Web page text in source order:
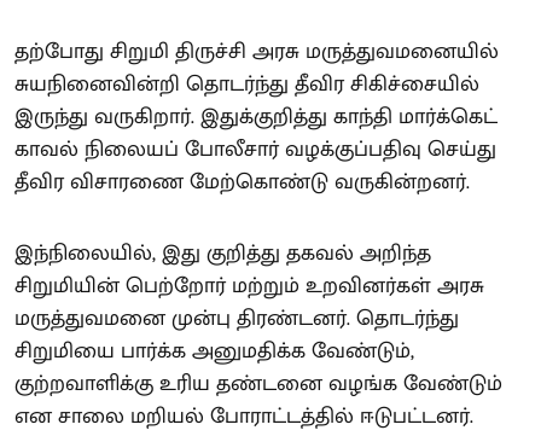
தற்போது சிறுமி திருச்சி அரசு மருத்துவமனையில்
சுயநினைவின்றி தொடர்ந்து தீவிர சிகிச்சையில்
இருந்து வருகிறார். இதுக்குறித்து காந்தி மார்க்கெட்
காவல் நிலையப் போலீசார் வழக்குப்பதிவு செய்து
தீவிர விசாரணை மேற்கொண்டு வருகின்றனர்.
இந்நிலையில், இது குறித்து தகவல் அறிந்த
சிறுமியின் பெற்றோர் மற்றும் உறவினர்கள் அரசு
மருத்துவமனை முன்பு திரண்டனர். தொடர்ந்து
சிறுமியை பார்க்க அனுமதிக்க வேண்டும்,
குற்றவாளிக்கு உரிய தண்டனை வழங்க வேண்டும்
என சாலை மறியல் போராட்டத்தில் ஈடுபட்டனர்.